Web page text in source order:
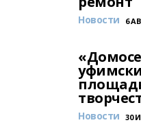
Новости 6
Новости 30